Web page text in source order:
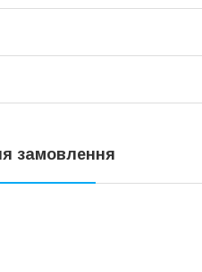
замовлення